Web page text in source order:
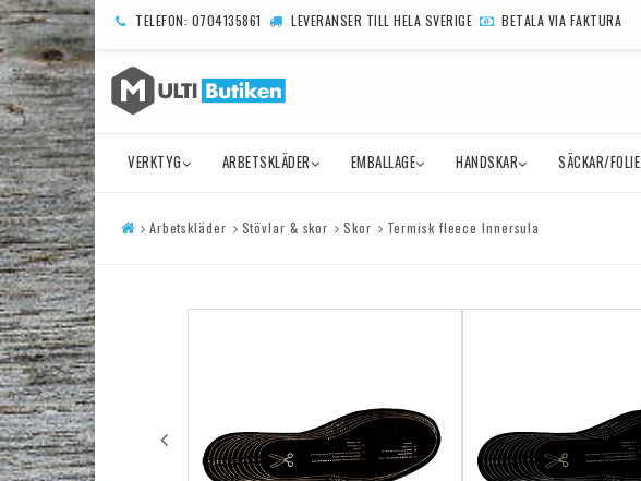
TELEFON: 0704135861 LEVERANSER TILL HELA SVERIGE BETALA VIA FAKTURA
VERKTYG ARBETSKLÄDER EMBALLAGE HANDSKAR SÄCKAR/FOLIE
Arbetskläder Stövlar & skor Skor Termisk fleece Innersula